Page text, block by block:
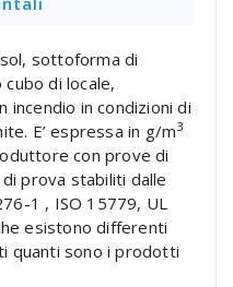
sottoforma di
di locale,
incendio in condizioni di
E’ espressa in g/m3
con prove di
prova stabiliti dalle
1 , ISO 15779, UL
esistono differenti
quanti sono i prodotti